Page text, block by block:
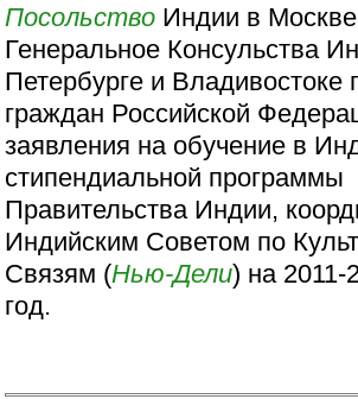
Посольство Индии в
Генеральное Консульства
Петербурге и Владивостоке
граждан Российской
заявления на обучение в
стипендиальной программы
Правительства Индии,
Индийским Советом по
Связям (Нью-Дели) на 2011-
год.